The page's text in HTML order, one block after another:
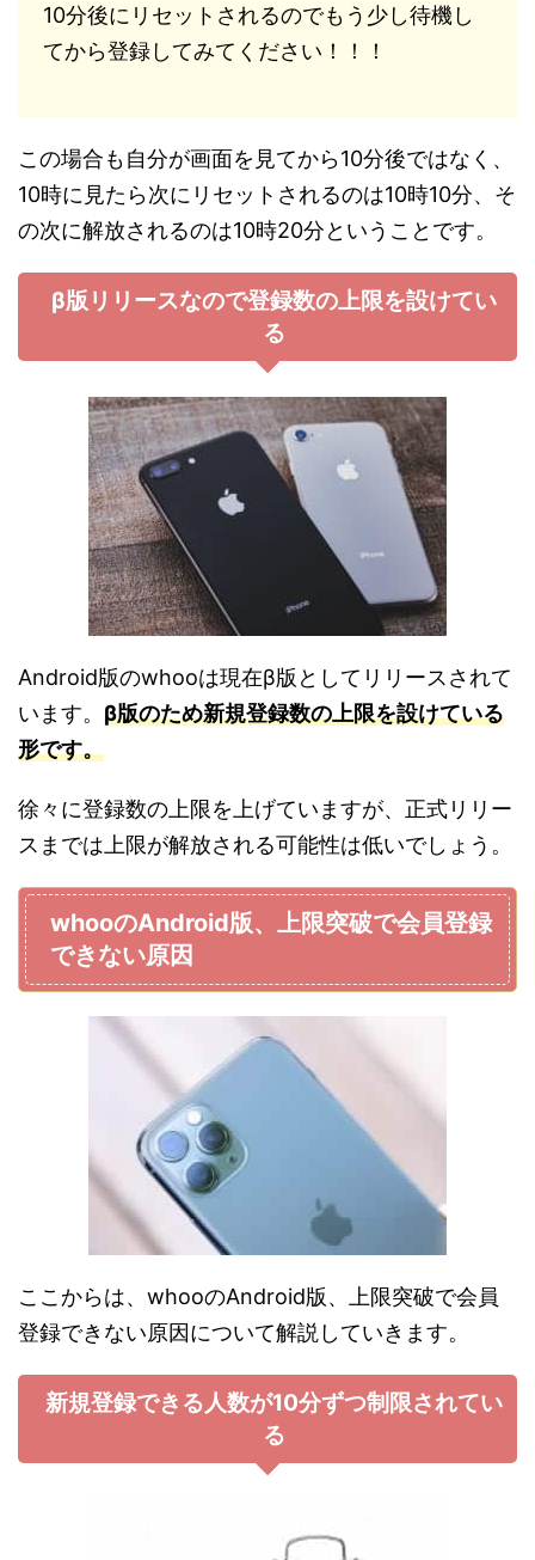
10分後にリセットされるのでもう少し待機し
てから登録してみてください！！！
この場合も自分が画面を見てから10分後ではなく、
10時に見たら次にリセットされるのは10時10分、そ
の次に解放されるのは10時20分ということです。
β版リリースなので登録数の上限を設けてい
る
Android版のwhooは現在β版としてリリースされて
います。 β版のため新規登録数の上限を設けている
形です。
徐々に登録数の上限を上げていますが、正式リリー
スまでは上限が解放される可能性は低いでしょう。
whooのAndroid版、上限突破で会員登録
できない原因
ここからは、whooのAndroid版、上限突破で会員
登録できない原因について解説していきます。
新規登録できる人数が10分ずつ制限されてい
る